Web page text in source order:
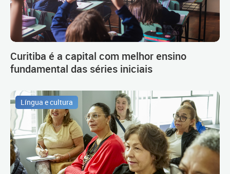
Curitiba é a capital com melhor ensino
fundamental das séries iniciais
Língua e cultura